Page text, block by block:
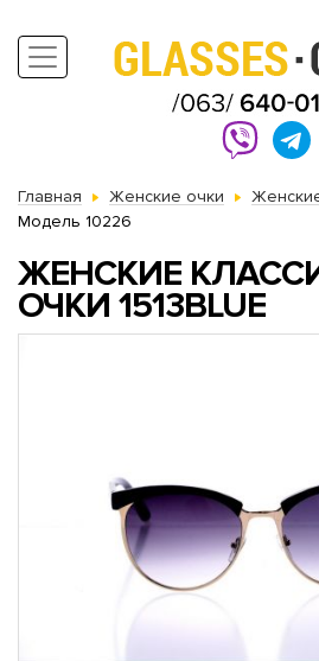
Главная Женские очки
Модель 10226
ЖЕНСКИЕ
ОЧКИ 1513BLUE